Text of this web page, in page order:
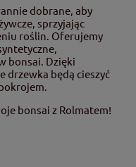
dobrane, aby
sprzyjając
roślin. Oferujemy
bonsai. Dzięki
drzewka będą cieszyć
bonsai z Rolmatem!